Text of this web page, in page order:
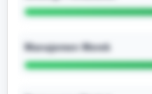
Manajemen Merek